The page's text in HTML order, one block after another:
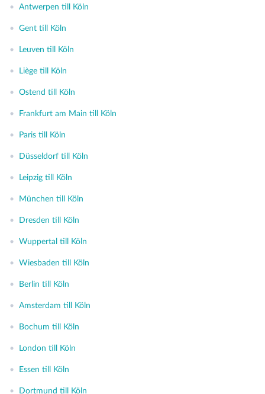
• Antwerpen till Köln
• Gent till Köln
• Leuven till Köln
• Liège till Köln
• Ostend till Köln
• Frankfurt am Main till Köln
• Paris till Köln
• Düsseldorf till Köln
• Leipzig till Köln
• München till Köln
• Dresden till Köln
• Wuppertal till Köln
• Wiesbaden till Köln
• Berlin till Köln
• Amsterdam till Köln
• Bochum till Köln
• London till Köln
• Essen till Köln
• Dortmund till Köln